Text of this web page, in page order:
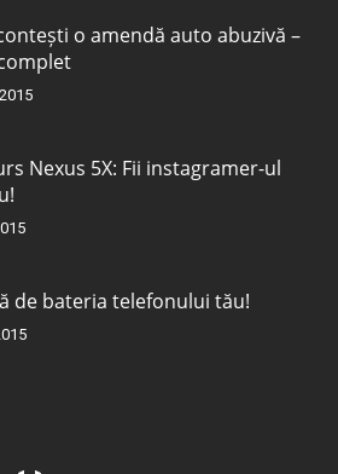
o amendă auto abuzivă –
Nexus 5X: Fii instagramer-ul
de bateria telefonului tău!